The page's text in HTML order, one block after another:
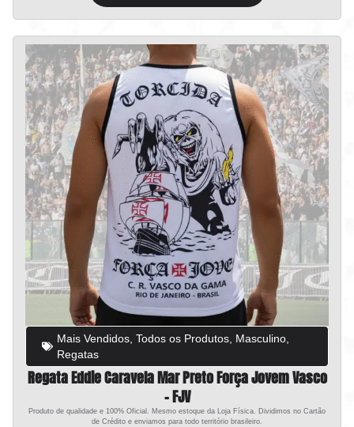
Mais Vendidos, Todos os Produtos, Masculino,
Regatas
Regata Eddie Caravela Mar Preto Força Jovem Vasco
– FJV
Produto de qualidade e 100% Oficial. Mesmo estoque da Loja Física. Dividimos no Cartão
de Crédito e enviamos para todo território brasileiro.